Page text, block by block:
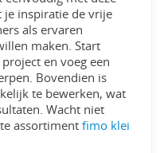
je inspiratie de vrije
als ervaren
maken. Start
en voeg een
Bovendien is
te bewerken, wat
Wacht niet
assortimentfimo klei